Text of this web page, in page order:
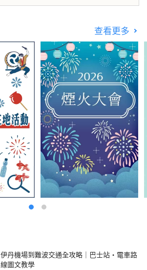
查看更多
伊丹機場到難波交通全攻略｜巴士站・電車路
線圖文教學